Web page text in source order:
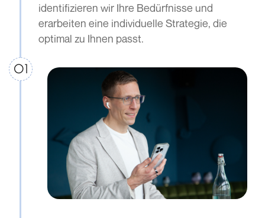
identifizieren wir Ihre Bedürfnisse und
erarbeiten eine individuelle Strategie, die
optimal zu Ihnen passt.
01